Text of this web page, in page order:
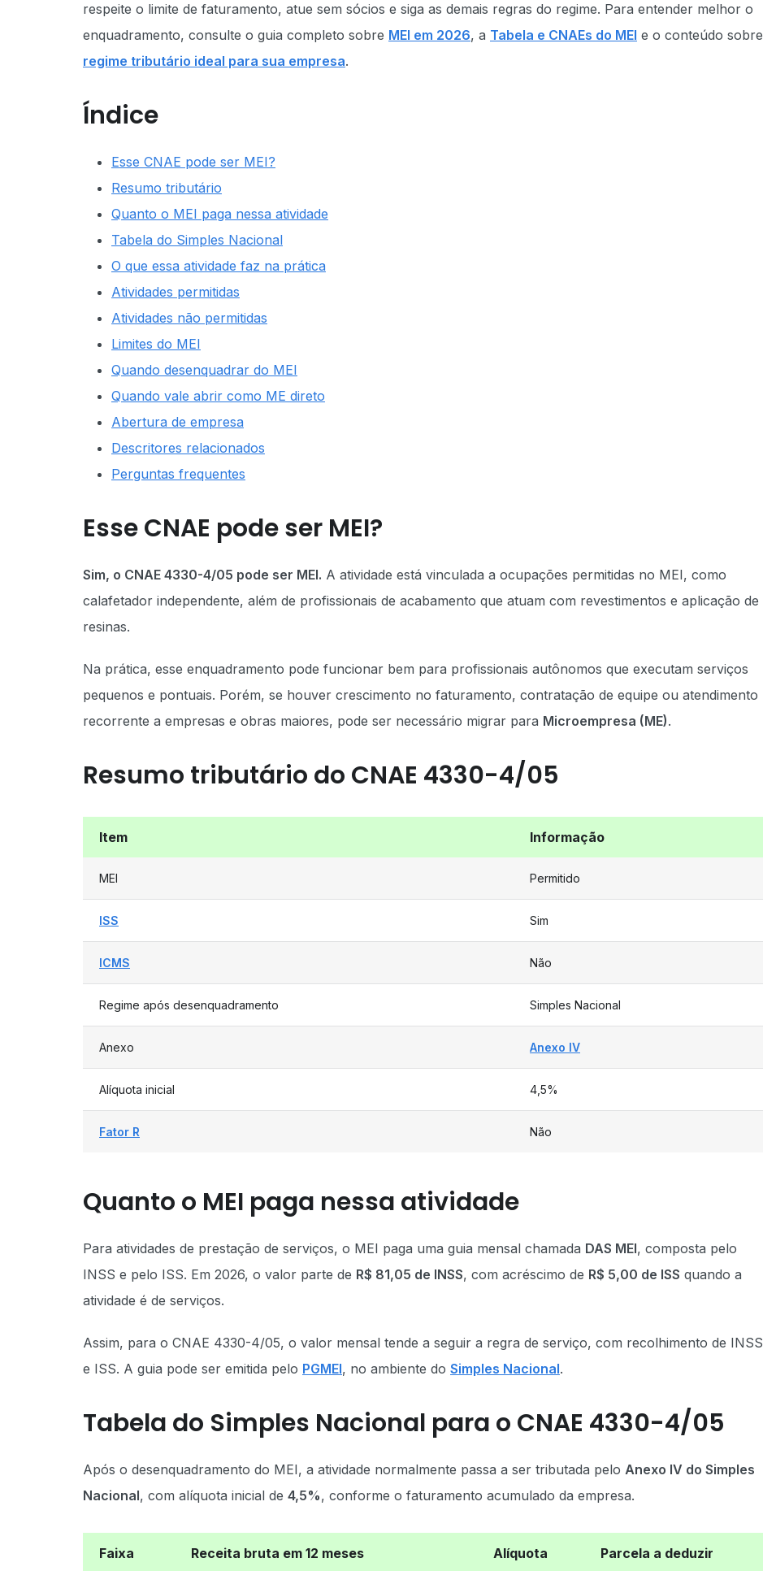
respeite o limite de faturamento, atue sem sócios e siga as demais regras do regime. Para entender melhor o
enquadramento, consulte o guia completo sobre MEI em 2026, a Tabela e CNAEs do MEI e o conteúdo sobre
regime tributário ideal para sua empresa.
Índice
Esse CNAE pode ser MEI?
Resumo tributário
Quanto o MEI paga nessa atividade
Tabela do Simples Nacional
O que essa atividade faz na prática
Atividades permitidas
Atividades não permitidas
Limites do MEI
Quando desenquadrar do MEI
Quando vale abrir como ME direto
Abertura de empresa
Descritores relacionados
Perguntas frequentes
Esse CNAE pode ser MEI?
Sim, o CNAE 4330-4/05 pode ser MEI. A atividade está vinculada a ocupações permitidas no MEI, como
calafetador independente, além de profissionais de acabamento que atuam com revestimentos e aplicação de
resinas.
Na prática, esse enquadramento pode funcionar bem para profissionais autônomos que executam serviços
pequenos e pontuais. Porém, se houver crescimento no faturamento, contratação de equipe ou atendimento
recorrente a empresas e obras maiores, pode ser necessário migrar para Microempresa (ME).
Resumo tributário do CNAE 4330-4/05
Item Informação
MEI Permitido
ISS Sim
ICMS Não
Regime após desenquadramento Simples Nacional
Anexo Anexo IV
Alíquota inicial 4,5%
Fator R Não
Quanto o MEI paga nessa atividade
Para atividades de prestação de serviços, o MEI paga uma guia mensal chamada DAS MEI, composta pelo
INSS e pelo ISS. Em 2026, o valor parte de R$ 81,05 de INSS, com acréscimo de R$ 5,00 de ISS quando a
atividade é de serviços.
Assim, para o CNAE 4330-4/05, o valor mensal tende a seguir a regra de serviço, com recolhimento de INSS
e ISS. A guia pode ser emitida pelo PGMEI, no ambiente do Simples Nacional.
Tabela do Simples Nacional para o CNAE 4330-4/05
Após o desenquadramento do MEI, a atividade normalmente passa a ser tributada pelo Anexo IV do Simples
Nacional, com alíquota inicial de 4,5%, conforme o faturamento acumulado da empresa.
Faixa Receita bruta em 12 meses Alíquota Parcela a deduzir